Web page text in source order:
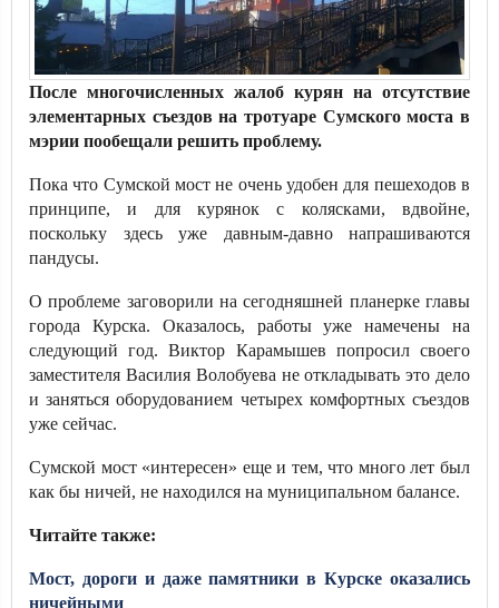
После многочисленных жалоб курян на отсутствие
элементарных съездов на тротуаре Сумского моста в
мэрии пообещали решить проблему.
Пока что Сумской мост не очень удобен для пешеходов в
принципе, и для курянок с колясками, вдвойне,
поскольку здесь уже давным-давно напрашиваются
пандусы.
О проблеме заговорили на сегодняшней планерке главы
города Курска. Оказалось, работы уже намечены на
следующий год. Виктор Карамышев попросил своего
заместителя Василия Волобуева не откладывать это дело
и заняться оборудованием четырех комфортных съездов
уже сейчас.
Сумской мост «интересен» еще и тем, что много лет был
как бы ничей, не находился на муниципальном балансе.
Читайте также:
Мост, дороги и даже памятники в Курске оказались
ничейными